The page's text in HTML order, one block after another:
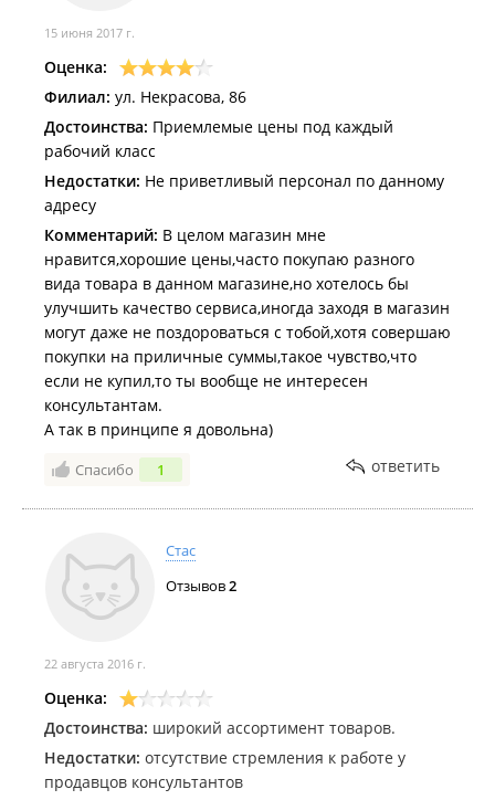
15 июня 2017 г.
Оценка:
Филиал: ул. Некрасова, 86
Достоинства: Приемлемые цены под каждый
рабочий класс
Недостатки: Не приветливый персонал по данному
адресу
Комментарий: В целом магазин мне
нравится,хорошие цены,часто покупаю разного
вида товара в данном магазине,но хотелось бы
улучшить качество сервиса,иногда заходя в магазин
могут даже не поздороваться с тобой,хотя совершаю
покупки на приличные суммы,такое чувство,что
если не купил,то ты вообще не интересен
консультантам.
А так в принципе я довольна)
Спасибо 1 ответить
Стас
Отзывов2
22 августа 2016 г.
Оценка:
Достоинства: широкий ассортимент товаров.
Недостатки: отсутствие стремления к работе у
продавцов консультантов